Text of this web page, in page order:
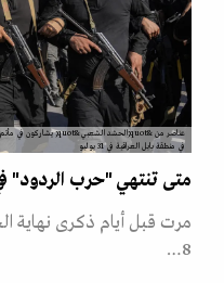
في منطقة بابل العراقية في 31 يوليو
متى تنتهي "حرب الردود"
8…